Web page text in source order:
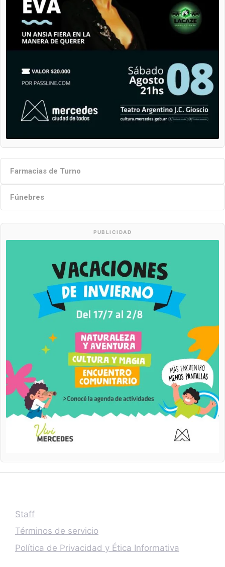
Farmacias de Turno
Fúnebres
PUBLICIDAD
Staff
Términos de servicio
Política de Privacidad y Ética Informativa